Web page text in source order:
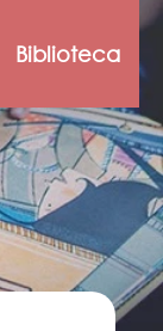
Biblioteca